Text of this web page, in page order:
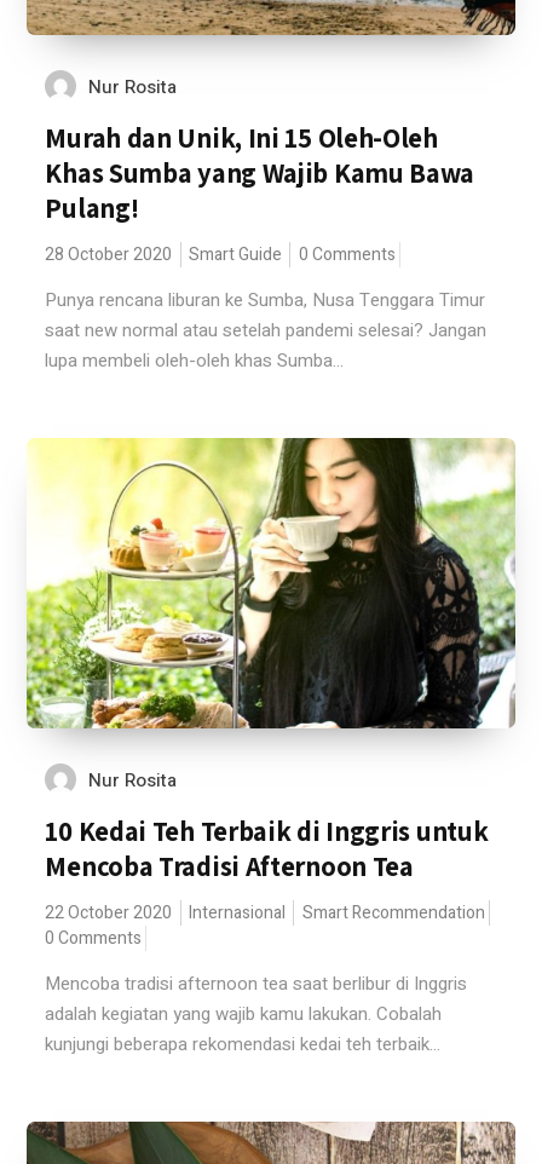
Nur Rosita
Murah dan Unik, Ini 15 Oleh-Oleh
Khas Sumba yang Wajib Kamu Bawa
Pulang!
28 October 2020 Smart Guide 0 Comments
Punya rencana liburan ke Sumba, Nusa Tenggara Timur
saat new normal atau setelah pandemi selesai? Jangan
lupa membeli oleh-oleh khas Sumba...
Nur Rosita
10 Kedai Teh Terbaik di Inggris untuk
Mencoba Tradisi Afternoon Tea
22 October 2020 Internasional
Smart Recommendation
0 Comments
Mencoba tradisi afternoon tea saat berlibur di Inggris
adalah kegiatan yang wajib kamu lakukan. Cobalah
kunjungi beberapa rekomendasi kedai teh terbaik...